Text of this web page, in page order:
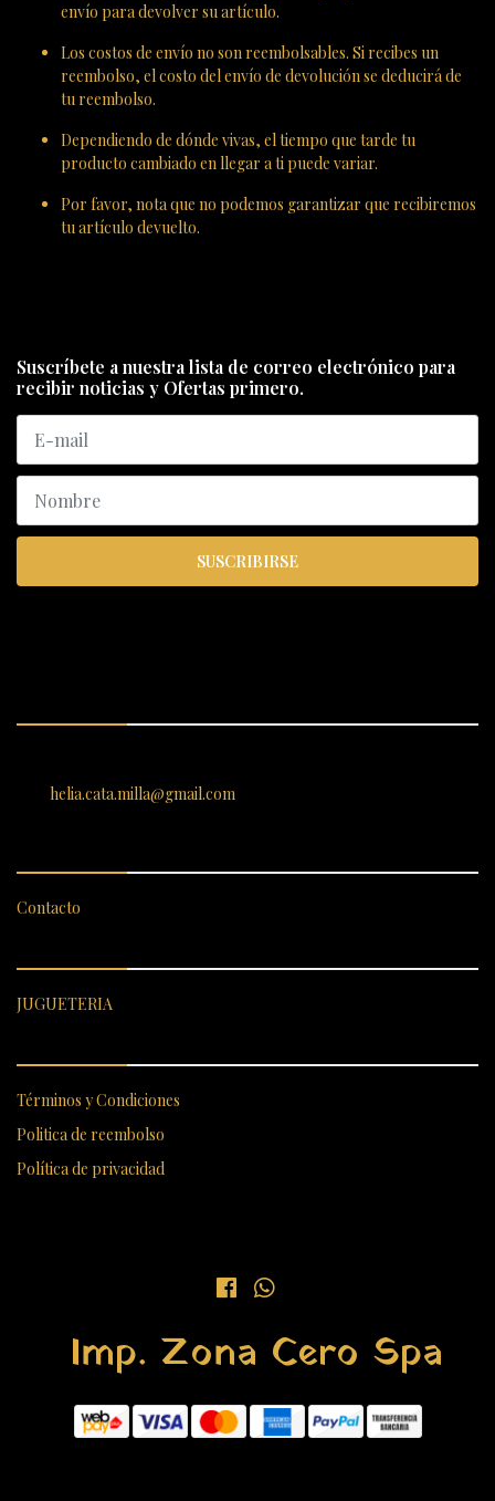
envío para devolver su artículo.
Los costos de envío no son reembolsables. Si recibes un
reembolso, el costo del envío de devolución se deducirá de
tu reembolso.
Dependiendo de dónde vivas, el tiempo que tarde tu
producto cambiado en llegar a ti puede variar.
Por favor, nota que no podemos garantizar que recibiremos
tu artículo devuelto.
Suscríbete a nuestra lista de correo electrónico para
recibir noticias y Ofertas primero.
SUSCRIBIRSE
helia.cata.milla@gmail.com
Contacto
JUGUETERIA
Términos y Condiciones
Politica de reembolso
Política de privacidad
Imp. Zona Cero Spa